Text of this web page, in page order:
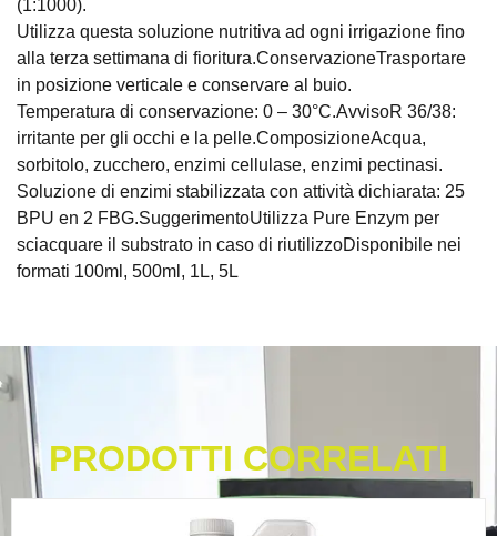
(1:1000).
Utilizza questa soluzione nutritiva ad ogni irrigazione fino
alla terza settimana di fioritura.ConservazioneTrasportare
in posizione verticale e conservare al buio.
Temperatura di conservazione: 0 – 30°C.AvvisoR 36/38:
irritante per gli occhi e la pelle.ComposizioneAcqua,
sorbitolo, zucchero, enzimi cellulase, enzimi pectinasi.
Soluzione di enzimi stabilizzata con attività dichiarata: 25
BPU en 2 FBG.SuggerimentoUtilizza Pure Enzym per
sciacquare il substrato in caso di riutilizzoDisponibile nei
formati 100ml, 500ml, 1L, 5L
PRODOTTI CORRELATI